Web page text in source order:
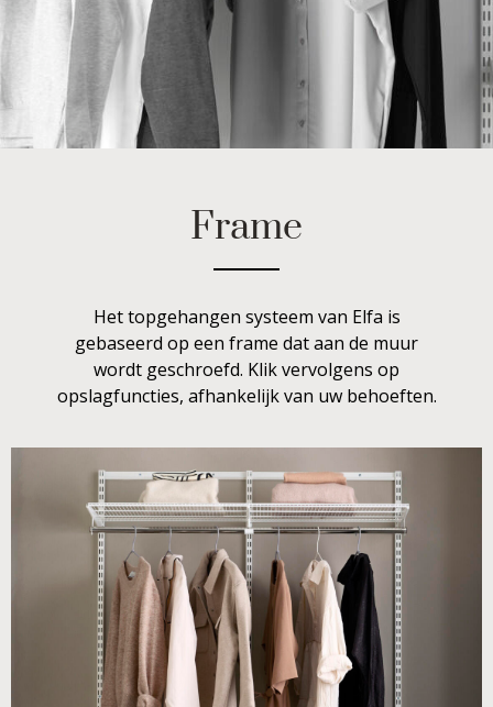
Frame
Het topgehangen systeem van Elfa is
gebaseerd op een frame dat aan de muur
wordt geschroefd. Klik vervolgens op
opslagfuncties, afhankelijk van uw behoeften.